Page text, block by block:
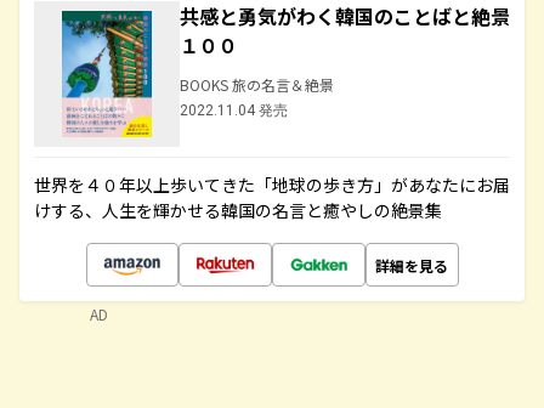
共感と勇気がわく韓国のことばと絶景
１００
BOOKS 旅の名言＆絶景
2022.11.04 発売
世界を４０年以上歩いてきた「地球の歩き方」があなたにお届
けする、人生を輝かせる韓国の名言と癒やしの絶景集
詳細を見る
AD